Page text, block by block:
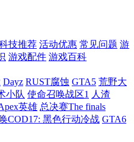
技推荐 活动优惠 常见问题 游
游戏配件 游戏百科
Dayz RUST腐蚀 GTA5 荒野大
小队 使命召唤战区1 人渣
英雄 总决赛The finals
COD17: 黑色行动冷战 GTA6